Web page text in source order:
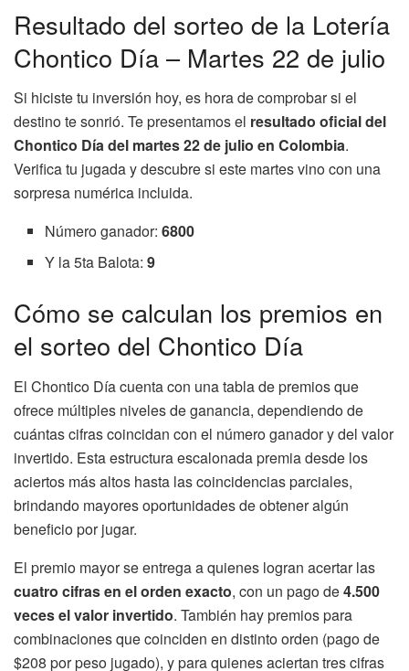
Resultado del sorteo de la Lotería
Chontico Día – Martes 22 de julio
Si hiciste tu inversión hoy, es hora de comprobar si el
destino te sonrió. Te presentamos el resultado oficial del
Chontico Día del martes 22 de julio en Colombia.
Verifica tu jugada y descubre si este martes vino con una
sorpresa numérica incluida.
Número ganador:6800
Y la 5ta Balota:9
Cómo se calculan los premios en
el sorteo del Chontico Día
El Chontico Día cuenta con una tabla de premios que
ofrece múltiples niveles de ganancia, dependiendo de
cuántas cifras coincidan con el número ganador y del valor
invertido. Esta estructura escalonada premia desde los
aciertos más altos hasta las coincidencias parciales,
brindando mayores oportunidades de obtener algún
beneficio por jugar.
El premio mayor se entrega a quienes logran acertar las
cuatro cifras en el orden exacto, con un pago de4.500
veces el valor invertido. También hay premios para
combinaciones que coinciden en distinto orden (pago de
$208 por peso jugado), y para quienes aciertan tres cifras